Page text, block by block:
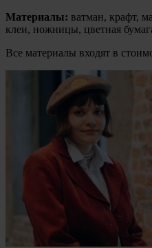
Материалы: ватман, крафт,
клеи, ножницы, цветная
Все материалы входят в